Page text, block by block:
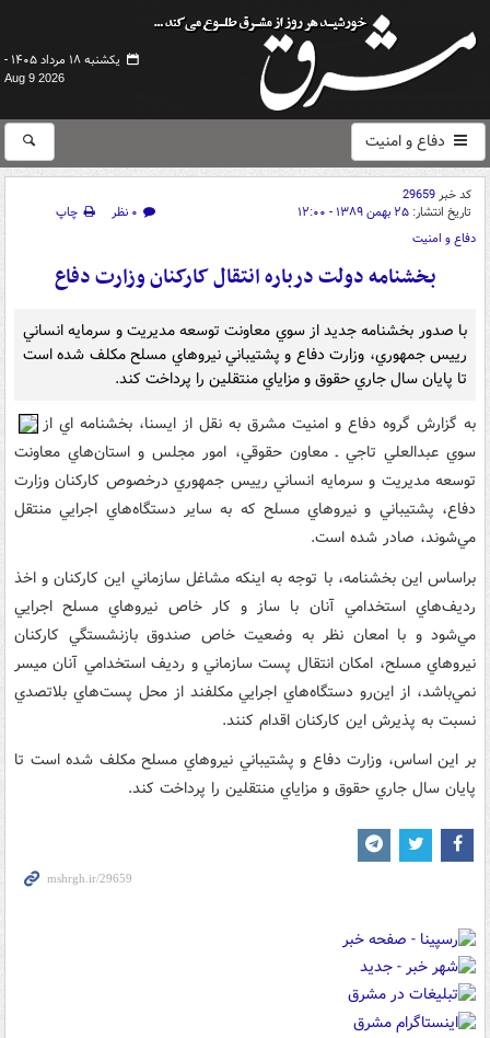
یکشنبه ۱۸ مرداد ۱۴۰۵ -
Aug 9 2026
دفاع و امنیت
کد خبر29659
تاریخ انتشار: ۲۵ بهمن ۱۳۸۹ - ۱۲:۰۰ ۰ نظر
چاپ
دفاع و امنیت
بخشنامه دولت درباره انتقال کارکنان وزارت دفاع
با صدور بخشنامه‌ جديد از سوي معاونت توسعه مديريت و سرمايه انساني
رييس جمهوري، وزارت دفاع و پشتيباني نيروهاي مسلح مکلف شده است
تا پايان سال جاري حقوق و مزاياي منتقلين را پرداخت کند.
به گزارش گروه دفاع و امنيت مشرق به نقل از ايسنا، بخشنامه اي از
سوي عبدالعلي تاجي ـ معاون حقوقي، امور مجلس و استان‌هاي معاونت
توسعه مديريت و سرمايه انساني رييس جمهوري درخصوص کارکنان وزارت
دفاع، پشتيباني و نيروهاي مسلح که به ساير دستگاه‌هاي اجرايي منتقل
مي‌شوند، صادر شده است.
براساس اين بخشنامه، با توجه به اينکه مشاغل سازماني اين کارکنان و اخذ
رديف‌هاي استخدامي آنان با ساز و کار خاص نيرو‌هاي مسلح اجرايي
مي‌شود و با امعان نظر به وضعيت خاص صندوق بازنشستگي کارکنان
نيروهاي مسلح، امکان انتقال پست سازماني و رديف استخدامي آنان ميسر
نمي‌باشد، از اين‌رو دستگاه‌هاي اجرايي مکلفند از محل پست‌هاي بلاتصدي
نسبت به پذيرش اين کارکنان اقدام کنند.
بر اين اساس، وزارت دفاع و پشتيباني نيروهاي مسلح مکلف شده است تا
پايان سال جاري حقوق و مزاياي منتقلين را پرداخت کند.